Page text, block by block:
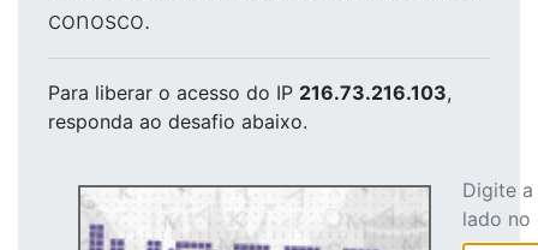
conosco.
Para liberar o acesso do IP 216.73.216.103,
responda ao desafio abaixo.
Digite
lado no